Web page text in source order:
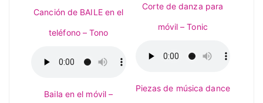
Canción de BAILE en el
teléfono – Tono
Baila en el móvil –
Corte de danza para
móvil – Tonic
Piezas de música dance